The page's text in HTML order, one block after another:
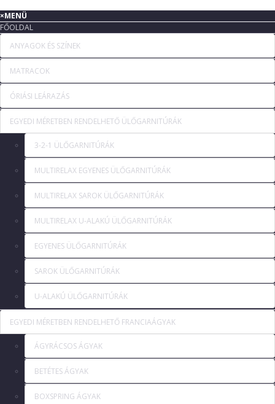
×MENÜ
FŐOLDAL
ANYAGOK ÉS SZÍNEK
MATRACOK
ÓRIÁSI LEÁRAZÁS
EGYEDI MÉRETBEN RENDELHETŐ ÜLŐGARNITÚRÁK
3-2-1 ÜLŐGARNITÚRÁK
MULTIRELAX EGYENES ÜLŐGARNITÚRÁK
MULTIRELAX SAROK ÜLŐGARNITÚRÁK
MULTIRELAX U-ALAKÚ ÜLŐGARNITÚRÁK
EGYENES ÜLŐGARNITÚRÁK
SAROK ÜLŐGARNITÚRÁK
U-ALAKÚ ÜLŐGARNITÚRÁK
EGYEDI MÉRETBEN RENDELHETŐ FRANCIAÁGYAK
ÁGYRÁCSOS ÁGYAK
BETÉTES ÁGYAK
BOXSPRING ÁGYAK